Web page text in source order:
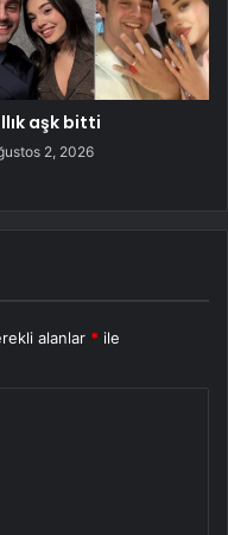
aşk bitti
2, 2026
alanlar * ile